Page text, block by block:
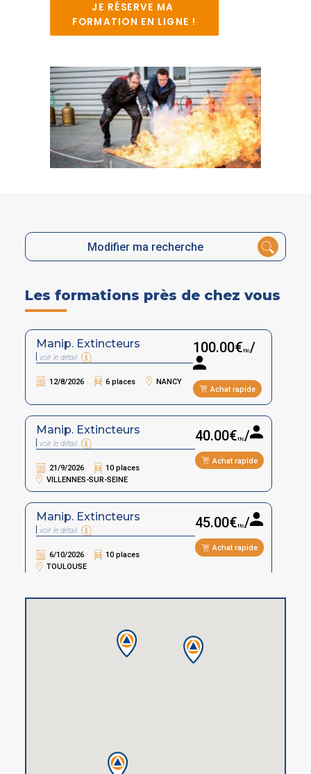
JE RÉSERVE MA
FORMATION EN LIGNE !
Modifier ma recherche
Les formations près de chez vous
Manip. Extincteurs
voir le détail
12/8/2026 6 places NANCY
100.00€ttc/
Achat rapide
Manip. Extincteurs
voir le détail
21/9/2026
10 places
VILLENNES-SUR-SEINE
40.00€ttc/
Achat rapide
Manip. Extincteurs
voir le détail
6/10/2026
10 places
TOULOUSE
45.00€ttc/
Achat rapide